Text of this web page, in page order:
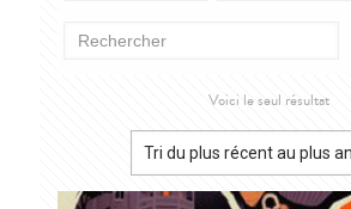
Voici le seul résultat